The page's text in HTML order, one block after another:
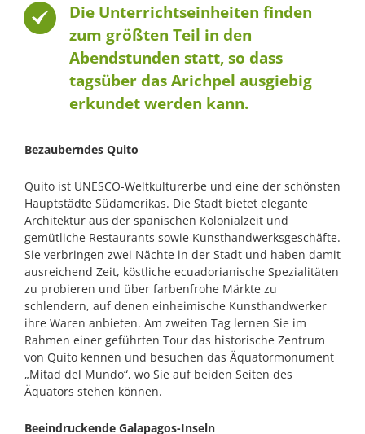
Die Unterrichtseinheiten finden
zum größten Teil in den
Abendstunden statt, so dass
tagsüber das Arichpel ausgiebig
erkundet werden kann.
Bezauberndes Quito
Quito ist UNESCO-Weltkulturerbe und eine der schönsten
Hauptstädte Südamerikas. Die Stadt bietet elegante
Architektur aus der spanischen Kolonialzeit und
gemütliche Restaurants sowie Kunsthandwerksgeschäfte.
Sie verbringen zwei Nächte in der Stadt und haben damit
ausreichend Zeit, köstliche ecuadorianische Spezialitäten
zu probieren und über farbenfrohe Märkte zu
schlendern, auf denen einheimische Kunsthandwerker
ihre Waren anbieten. Am zweiten Tag lernen Sie im
Rahmen einer geführten Tour das historische Zentrum
von Quito kennen und besuchen das Äquatormonument
„Mitad del Mundo“, wo Sie auf beiden Seiten des
Äquators stehen können.
Beeindruckende Galapagos-Inseln